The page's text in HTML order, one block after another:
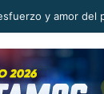
y amor del